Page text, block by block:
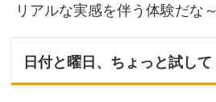
リアルな実感を伴う体験だな
日付と曜日、ちょっと試して